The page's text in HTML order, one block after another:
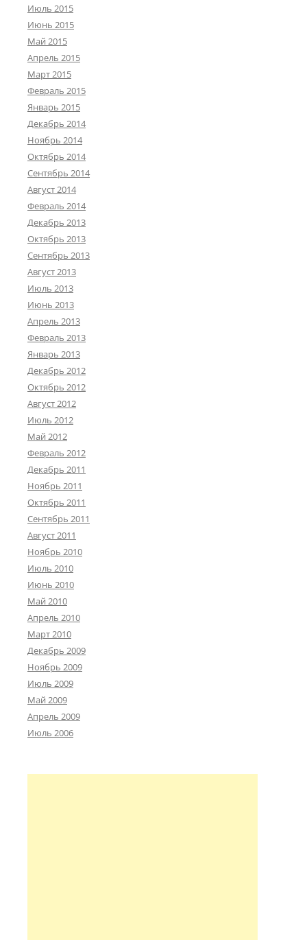
Июль 2015
Июнь 2015
Май 2015
Апрель 2015
Март 2015
Февраль 2015
Январь 2015
Декабрь 2014
Ноябрь 2014
Октябрь 2014
Сентябрь 2014
Август 2014
Февраль 2014
Декабрь 2013
Октябрь 2013
Сентябрь 2013
Август 2013
Июль 2013
Июнь 2013
Апрель 2013
Февраль 2013
Январь 2013
Декабрь 2012
Октябрь 2012
Август 2012
Июль 2012
Май 2012
Февраль 2012
Декабрь 2011
Ноябрь 2011
Октябрь 2011
Сентябрь 2011
Август 2011
Ноябрь 2010
Июль 2010
Июнь 2010
Май 2010
Апрель 2010
Март 2010
Декабрь 2009
Ноябрь 2009
Июль 2009
Май 2009
Апрель 2009
Июль 2006